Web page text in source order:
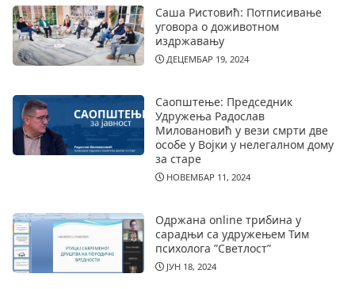
Саша Ристовић: Потписивање
уговора о доживотном
издржавању
ДЕЦЕМБАР 19, 2024
Саопштење: Председник
Удружења Радослав
Миловановић у вези смрти две
особе у Војки у нелегалном дому
за старе
НОВЕМБАР 11, 2024
Одржана online трибина у
сарадњи са удружењем Тим
психолога ”Светлост”
ЈУН 18, 2024